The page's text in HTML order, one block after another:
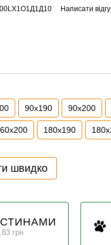
Написати
90x190 90x200
180x190
швидко
грн